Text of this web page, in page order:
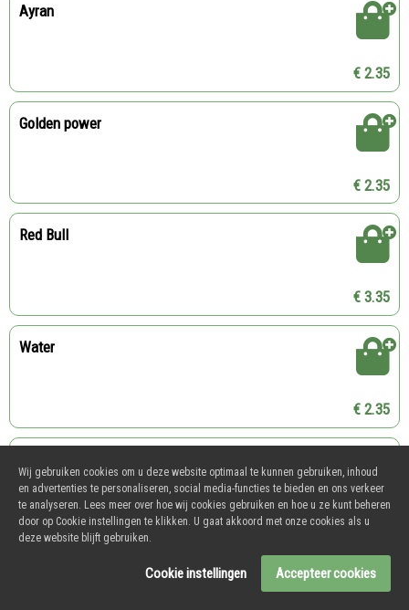
Ayran
€ 2.35
Golden power
€ 2.35
Red Bull
€ 3.35
Water
€ 2.35
€ 2.35
Fernandes Cherry Bouquet
Wij gebruiken cookies om u deze website optimaal te kunnen gebruiken, inhoud
en advertenties te personaliseren, social media-functies te bieden en ons verkeer
te analyseren. Lees meer over hoe wij cookies gebruiken en hoe u ze kunt beheren
door op Cookie instellingen te klikken. U gaat akkoord met onze cookies als u
deze website blijft gebruiken.
Cookie instellingen Accepteer cookies